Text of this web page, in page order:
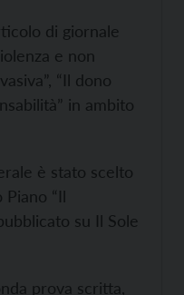
di giornale
e non
“Il dono
in ambito
è stato scelto
Piano “Il
su Il Sole
prova scritta,